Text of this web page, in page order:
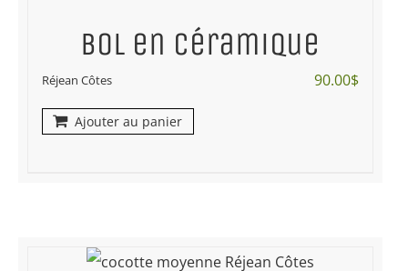
Bol en céramique
Réjean Côtes 90.00$
Ajouter au panier